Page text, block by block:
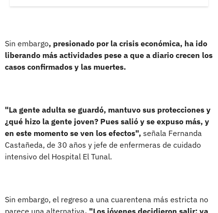
Sin embargo, presionado por la crisis económica, ha ido
liberando más actividades pese a que a diario crecen los
casos confirmados y las muertes.
"La gente adulta se guardó, mantuvo sus protecciones y
¿qué hizo la gente joven? Pues salió y se expuso más, y
en este momento se ven los efectos", señala Fernanda
Castañeda, de 30 años y jefe de enfermeras de cuidado
intensivo del Hospital El Tunal.
Sin embargo, el regreso a una cuarentena más estricta no